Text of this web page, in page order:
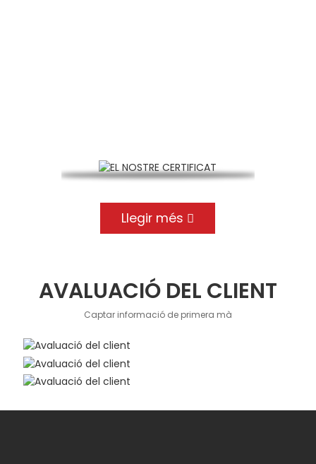
Llegir més
AVALUACIÓ DEL CLIENT
Captar informació de primera mà